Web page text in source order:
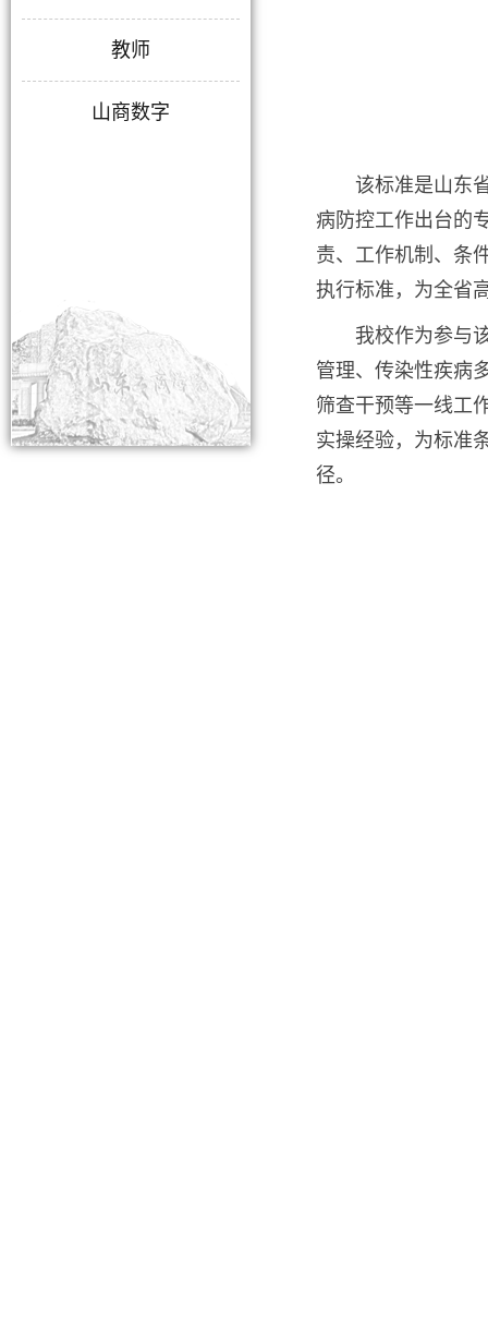
教师
山商数字
该标准是山东
病防控工作出台的
责、工作机制、条
执行标准，为全省
我校作为参与
管理、传染性疾病
筛查干预等一线工
实操经验，为标准
径。